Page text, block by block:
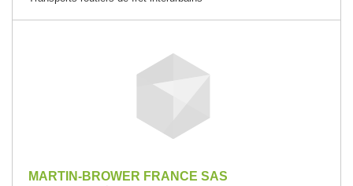
MARTIN-BROWER FRANCE SAS